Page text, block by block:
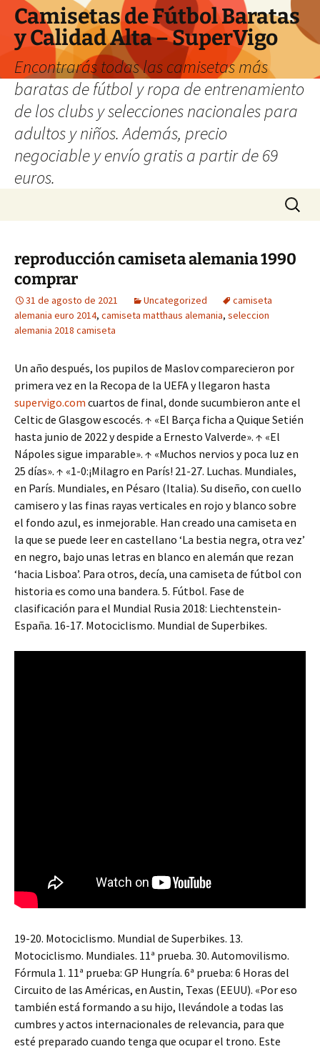
Camisetas de Fútbol Baratas
y Calidad Alta – SuperVigo
Encontrarás todas las camisetas más
baratas de fútbol y ropa de entrenamiento
de los clubs y selecciones nacionales para
adultos y niños. Además, precio
negociable y envío gratis a partir de 69
euros.
Buscar:
reproducción camiseta alemania 1990
comprar
31 de agosto de 2021 Uncategorized
camiseta
alemania euro 2014, camiseta matthaus alemania, seleccion
alemania 2018 camiseta
Un año después, los pupilos de Maslov comparecieron por
primera vez en la Recopa de la UEFA y llegaron hasta
supervigo.com cuartos de final, donde sucumbieron ante el
Celtic de Glasgow escocés. ↑ «El Barça ficha a Quique Setién
hasta junio de 2022 y despide a Ernesto Valverde». ↑ «El
Nápoles sigue imparable». ↑ «Muchos nervios y poca luz en
25 días». ↑ «1-0:¡Milagro en París! 21-27. Luchas. Mundiales,
en París. Mundiales, en Pésaro (Italia). Su diseño, con cuello
camisero y las finas rayas verticales en rojo y blanco sobre
el fondo azul, es inmejorable. Han creado una camiseta en
la que se puede leer en castellano ‘La bestia negra, otra vez’
en negro, bajo unas letras en blanco en alemán que rezan
‘hacia Lisboa’. Para otros, decía, una camiseta de fútbol con
historia es como una bandera. 5. Fútbol. Fase de
clasificación para el Mundial Rusia 2018: Liechtenstein-
España. 16-17. Motociclismo. Mundial de Superbikes.
19-20. Motociclismo. Mundial de Superbikes. 13.
Motociclismo. Mundiales. 11ª prueba. 30. Automovilismo.
Fórmula 1. 11ª prueba: GP Hungría. 6ª prueba: 6 Horas del
Circuito de las Américas, en Austin, Texas (EEUU). «Por eso
también está formando a su hijo, llevándole a todas las
cumbres y actos internacionales de relevancia, para que
esté preparado cuando tenga que ocupar el trono. Este